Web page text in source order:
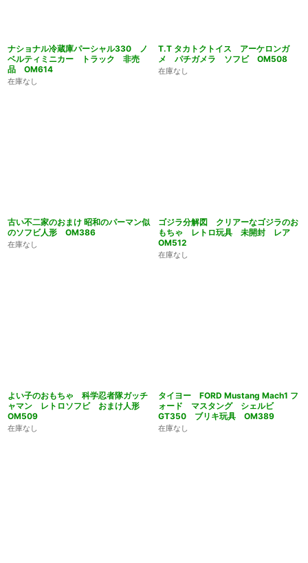
ナショナル冷蔵庫パーシャル330 ノ
ベルティミニカー トラック 非売
品 OM614
在庫なし
T.T タカトクトイス アーケロンガ
メ パチガメラ ソフビ OM508
在庫なし
古い不二家のおまけ 昭和のパーマン似
のソフビ人形 OM386
在庫なし
ゴジラ分解図 クリアーなゴジラのお
もちゃ レトロ玩具 未開封 レア
OM512
在庫なし
よい子のおもちゃ 科学忍者隊ガッチ
ャマン レトロソフビ おまけ人形
OM509
在庫なし
タイヨー FORD Mustang Mach1 フ
ォード マスタング シェルビ
GT350 ブリキ玩具 OM389
在庫なし